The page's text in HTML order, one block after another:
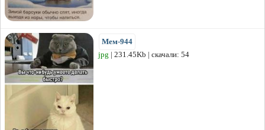
Мем-944
jpg | 231.45Kb | скачали: 54